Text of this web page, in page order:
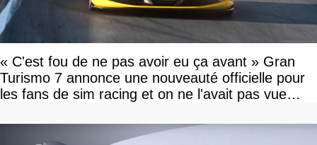
« C'est fou de ne pas avoir eu ça avant » Gran
Turismo 7 annonce une nouveauté officielle pour
les fans de sim racing et on ne l'avait pas vue